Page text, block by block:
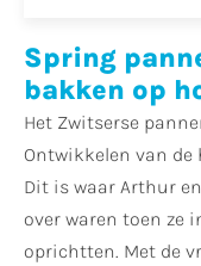
Spring
bakken op
Het Zwitserse
Ontwikkelen van
Dit is waar Arthur
over waren toen ze
oprichtten. Met de